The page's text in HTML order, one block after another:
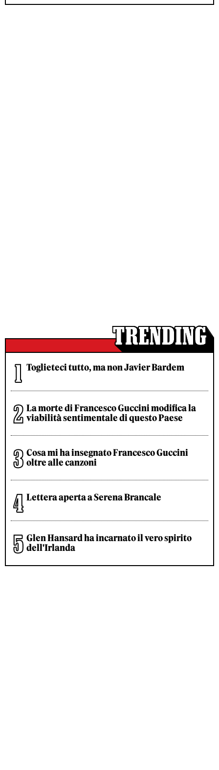
Toglieteci tutto, ma non Javier Bardem
La morte di Francesco Guccini modifica la
viabilità sentimentale di questo Paese
Cosa mi ha insegnato Francesco Guccini
oltre alle canzoni
Lettera aperta a Serena Brancale
Glen Hansard ha incarnato il vero spirito
dell'Irlanda